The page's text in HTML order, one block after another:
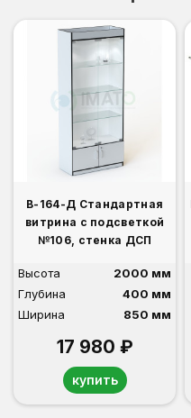
В-164-Д Стандартная
витрина с подсветкой
№106, стенка ДСП
Высота
2000 мм
Глубина
400 мм
Ширина
850 мм
17 980 ₽
купить